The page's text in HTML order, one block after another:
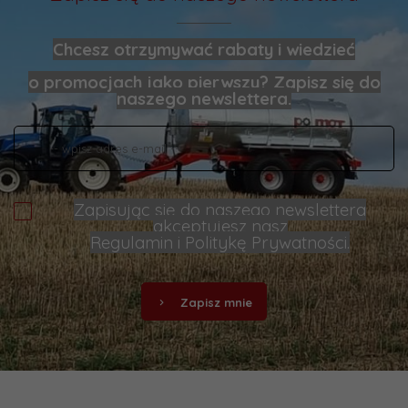
Chcesz otrzymywać rabaty i wiedzieć
o promocjach jako pierwszy? Zapisz się do
naszego newslettera.
Zapisując się do naszego newslettera
akceptujesz nasz
Regulamin i Politykę Prywatności.
Zapisz mnie